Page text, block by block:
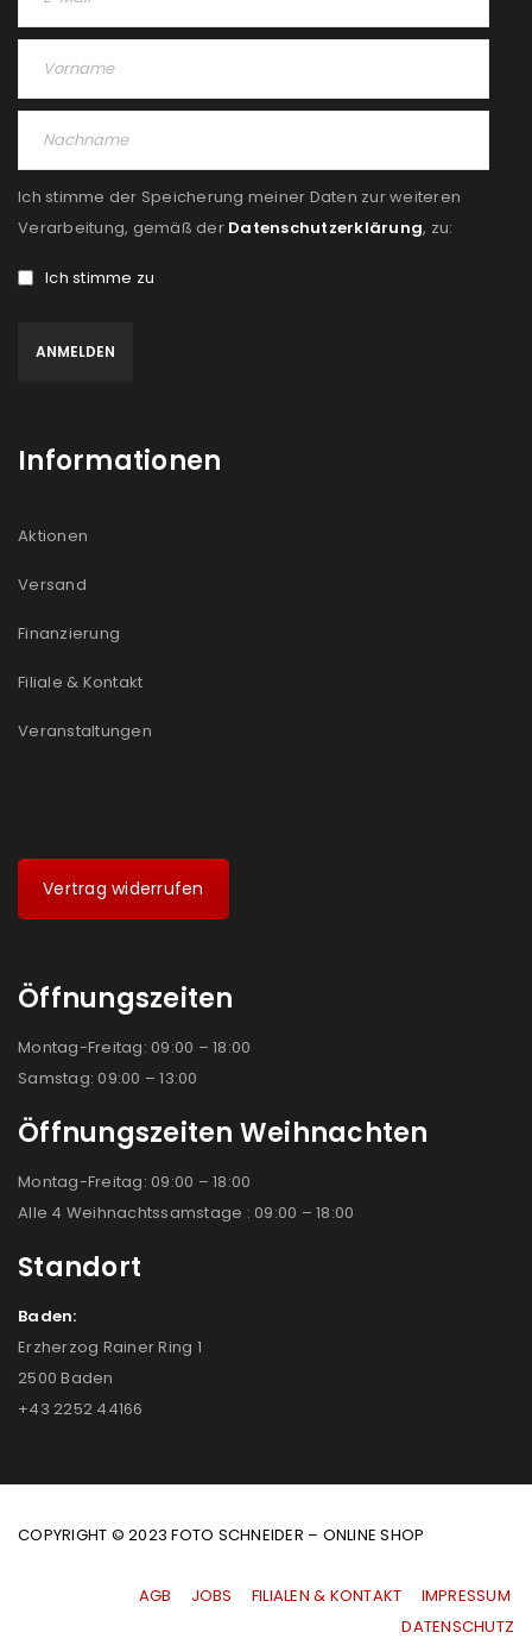
Ich stimme der Speicherung meiner Daten zur weiteren
Verarbeitung, gemäß der Datenschutzerklärung, zu:
Ich stimme zu
Informationen
Aktionen
Versand
Finanzierung
Filiale & Kontakt
Veranstaltungen
Vertrag widerrufen
Öffnungszeiten
Montag-Freitag: 09:00 – 18:00
Samstag: 09:00 – 13:00
Öffnungszeiten Weihnachten
Montag-Freitag: 09:00 – 18:00
Alle 4 Weihnachtssamstage : 09:00 – 18:00
Standort
Baden:
Erzherzog Rainer Ring 1
2500 Baden
+43 2252 44166
COPYRIGHT © 2023 FOTO SCHNEIDER – ONLINE SHOP
AGB JOBS FILIALEN & KONTAKT
IMPRESSUM
|DATENSCHUTZ